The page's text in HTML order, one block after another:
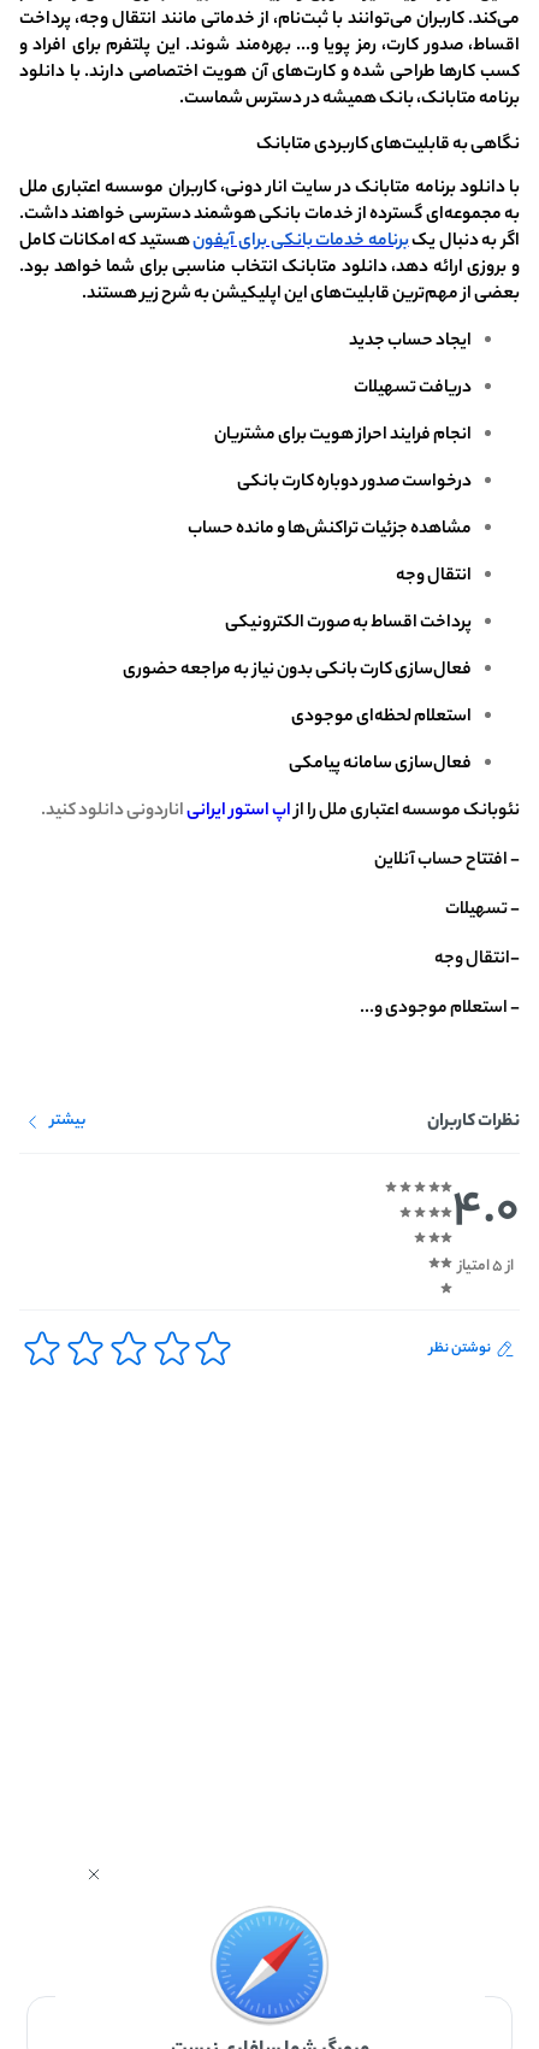
می‌کند. کاربران می‌توانند با ثبت‌نام، از خدماتی مانند انتقال وجه، پرداخت
اقساط، صدور کارت، رمز پویا و... بهره‌مند شوند. این پلتفرم برای افراد و
کسب‌ کارها طراحی شده و کارت‌های آن هویت اختصاصی دارند. با دانلود
برنامه متابانک، بانک همیشه در دسترس شماست.
نگاهی به قابلیت‌های کاربردی متابانک
با دانلود برنامه متابانک در سایت انار دونی، کاربران موسسه اعتباری ملل
به مجموعه‌ای گسترده از خدمات بانکی هوشمند دسترسی خواهند داشت.
اگر به دنبال یکبرنامه خدمات بانکی برای آیفونهستید که امکانات کامل
و بروزی ارائه دهد، دانلود متابانک انتخاب مناسبی برای شما خواهد بود.
بعضی از مهم‌ترین قابلیت‌های این اپلیکیشن به شرح زیر هستند.
ایجاد حساب جدید
دریافت تسهیلات
انجام فرایند احراز هویت برای مشتریان
درخواست صدور دوباره کارت بانکی
مشاهده جزئیات تراکنش‌ها و مانده‌ حساب
انتقال وجه
پرداخت اقساط به ‌صورت الکترونیکی
فعال‌سازی کارت بانکی بدون نیاز به مراجعه حضوری
استعلام لحظه‌ای موجودی
فعال‌سازی سامانه پیامکی
نئوبانک موسسه اعتباری ملل را ازاپ استور ایرانیاناردونی دانلود کنید.
- افتتاح حساب آنلاین
- تسهیلات
-انتقال وجه
- استعلام موجودی و...
نظرات کاربران بیشتر
4.0
از 5 امتیاز
نوشتن نظر
برای دانلود برنامه با مرورگر Safari وارد شوید.